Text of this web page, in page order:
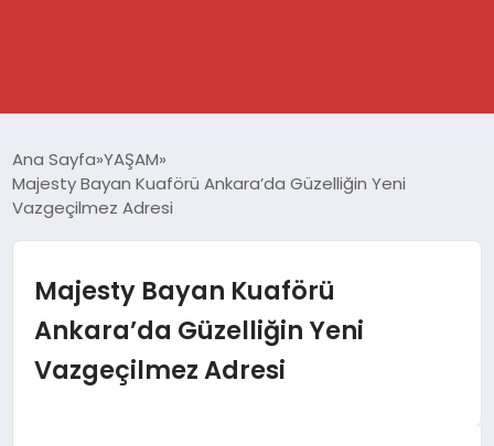
SPOR
EKONOMİ
YAŞAM
Ana Sayfa YAŞAM
Majesty Bayan Kuaförü Ankara’da Güzelliğin Yeni
Vazgeçilmez Adresi
Majesty Bayan Kuaförü
Ankara’da Güzelliğin Yeni
Vazgeçilmez Adresi